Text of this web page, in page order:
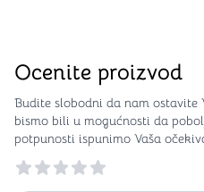
Ocenite proizvod
Budite slobodni da nam ostavite
bismo bili u mogućnosti da
potpunosti ispunimo Vaša
Reviews